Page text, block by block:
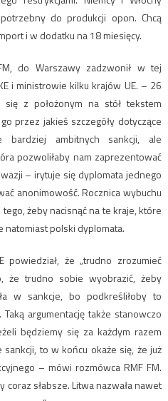
do produkcji opon. Chcą
i w dodatku na 18 miesięcy.
do Warszawy zadzwonił w tej
i ministrowie kilku krajów UE. – 26
się z położonym na stół tekstem
przez jakieś szczegóły dotyczące
ambitnych sankcji, ale
pozwoliłaby nam zaprezentować
– irytuje się dyplomata jednego
anonimowość. Rocznica wybuchu
żeby nacisnąć na te kraje, które
natomiast polski dyplomata.
powiedział, że „trudno zrozumieć
że trudno sobie wyobrazić, żeby
w sankcje, bo podkreśliłoby to
argumentację także stanowczo
będziemy się za każdym razem
sankcji, to w końcu okaże się, że już
– mówi rozmówca RMF FM.
słabsze. Litwa nazwała nawet